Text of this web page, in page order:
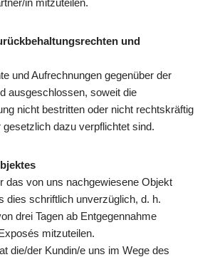
und
und Aufrechnungen gegenüber der
ausgeschlossen, soweit die
nicht bestritten oder nicht rechtskräftig
dazu verpflichtet sind.
das von uns nachgewiesene Objekt
dies schriftlich unverzüglich, d. h.
drei Tagen ab Entgegennahme
mitzuteilen.
die/der Kundin/e uns im Wege des